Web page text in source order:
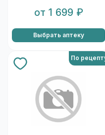
от 1 699 ₽
Выбрать аптеку
По